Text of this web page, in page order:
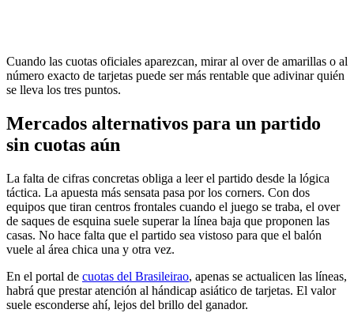
Cuando las cuotas oficiales aparezcan, mirar al over de amarillas o al
número exacto de tarjetas puede ser más rentable que adivinar quién
se lleva los tres puntos.
Mercados alternativos para un partido
sin cuotas aún
La falta de cifras concretas obliga a leer el partido desde la lógica
táctica. La apuesta más sensata pasa por los corners. Con dos
equipos que tiran centros frontales cuando el juego se traba, el over
de saques de esquina suele superar la línea baja que proponen las
casas. No hace falta que el partido sea vistoso para que el balón
vuele al área chica una y otra vez.
En el portal de cuotas del Brasileirao, apenas se actualicen las líneas,
habrá que prestar atención al hándicap asiático de tarjetas. El valor
suele esconderse ahí, lejos del brillo del ganador.